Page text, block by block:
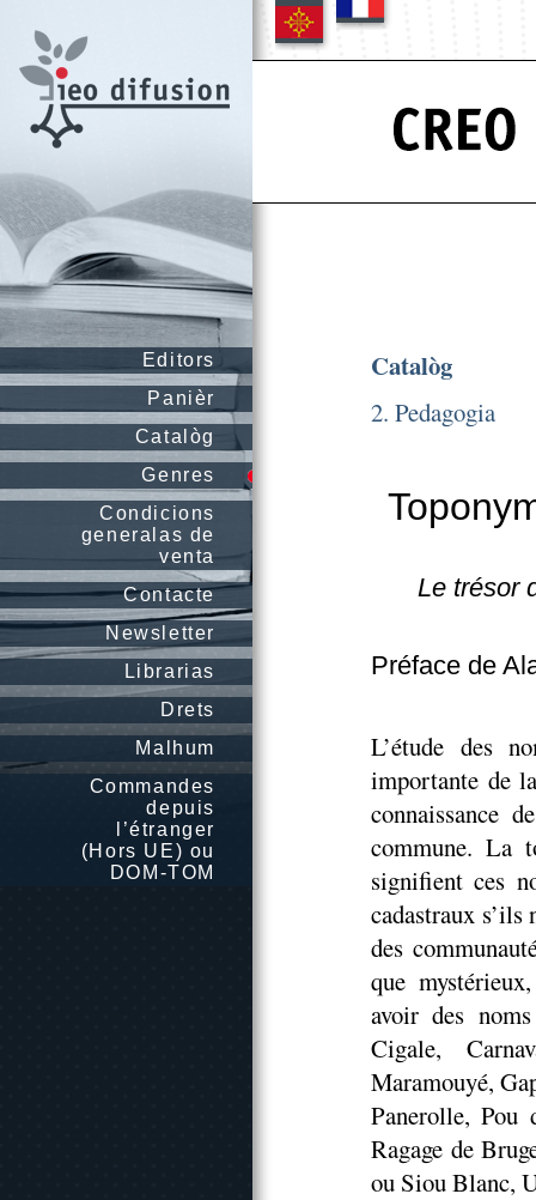
Editors
Panièr
Catalòg
Genres
Condicions
generalas de
venta
Contacte
Newsletter
Librarias
Drets
Malhum
Commandes
depuis
l’étranger
(Hors UE) ou
DOM-TOM
Catalòg
2. Pedagogia
Le trésor
Préface de
L’étude des
importante de
connaissance
commune. La
signifient ces
cadastraux
des
que
avoir des
Cigale,
Maramouyé,
Panerolle, Pou
Ragage de
ou Siou Blanc,